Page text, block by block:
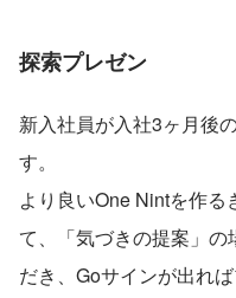
探索プレゼン
新入社員が入社3ヶ月後
す。
より良いOne Nintを作
て、「気づきの提案」
だき、Goサインが出れ